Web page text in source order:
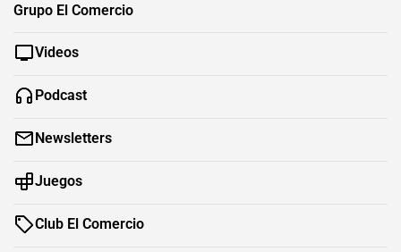
Grupo El Comercio
Videos
Podcast
Newsletters
Juegos
Club El Comercio